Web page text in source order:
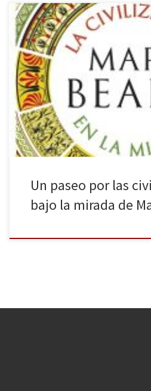
La editorial Crítica (Grupo Planeta)
Mary Beard, Premio Princesa de
2016, un libro sobre el arte y la
diferentes pueblos. La civilización en
traducción de Civilizations: How […]
Un paseo por las
bajo la mirada de